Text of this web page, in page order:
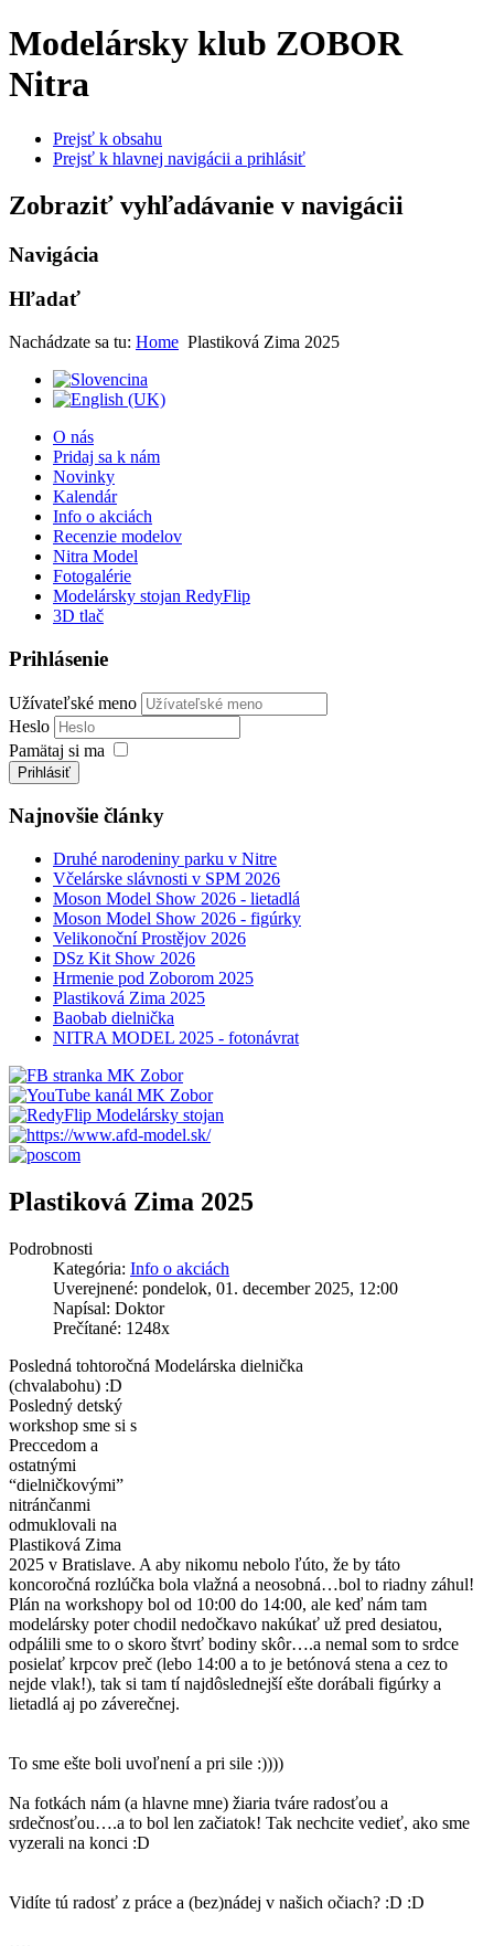
Modelársky klub ZOBOR
Nitra
Prejsť k obsahu
Prejsť k hlavnej navigácii a prihlásiť
Zobraziť vyhľadávanie v navigácii
Navigácia
Hľadať
Nachádzate sa tu: Home Plastiková Zima 2025
O nás
Pridaj sa k nám
Novinky
Kalendár
Info o akciách
Recenzie modelov
Nitra Model
Fotogalérie
Modelársky stojan RedyFlip
3D tlač
Prihlásenie
Užívateľské meno
Heslo
Pamätaj si ma
Prihlásiť
Najnovšie články
Druhé narodeniny parku v Nitre
Včelárske slávnosti v SPM 2026
Moson Model Show 2026 - lietadlá
Moson Model Show 2026 - figúrky
Velikonoční Prostějov 2026
DSz Kit Show 2026
Hrmenie pod Zoborom 2025
Plastiková Zima 2025
Baobab dielnička
NITRA MODEL 2025 - fotonávrat
Plastiková Zima 2025
Podrobnosti
Kategória: Info o akciách
Uverejnené: pondelok, 01. december 2025, 12:00
Napísal: Doktor
Prečítané: 1248x
Posledná tohtoročná Modelárska dielnička
(chvalabohu) :D
Posledný detský
workshop sme si s
Preccedom a
ostatnými
“dielničkovými”
nitránčanmi
odmuklovali na
Plastiková Zima
2025 v Bratislave. A aby nikomu nebolo ľúto, že by táto
koncoročná rozlúčka bola vlažná a neosobná…bol to riadny záhul!
Plán na workshopy bol od 10:00 do 14:00, ale keď nám tam
modelársky poter chodil nedočkavo nakúkať už pred desiatou,
odpálili sme to o skoro štvrť bodiny skôr….a nemal som to srdce
posielať krpcov preč (lebo 14:00 a to je betónová stena a cez to
nejde vlak!), tak si tam tí najdôslednejší ešte dorábali figúrky a
lietadlá aj po záverečnej.
To sme ešte boli uvoľnení a pri sile :))))
Na fotkách nám (a hlavne mne) žiaria tváre radosťou a
srdečnosťou….a to bol len začiatok! Tak nechcite vedieť, ako sme
vyzerali na konci :D
Vidíte tú radosť z práce a (bez)nádej v našich očiach? :D :D
….